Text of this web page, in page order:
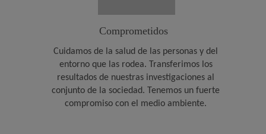
Comprometidos
Cuidamos de la salud de las personas y del
entorno que las rodea. Transferimos los
resultados de nuestras investigaciones al
conjunto de la sociedad. Tenemos un fuerte
compromiso con el medio ambiente.